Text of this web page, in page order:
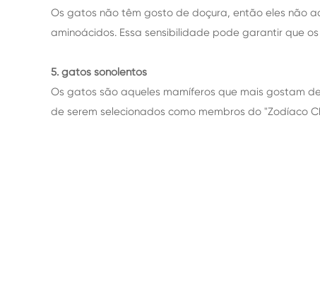
Os gatos não têm gosto de doçura, então eles não
aminoácidos. Essa sensibilidade pode garantir que
5. gatos sonolentos
Os gatos são aqueles mamíferos que mais gostam
de serem selecionados como membros do "Zodíaco